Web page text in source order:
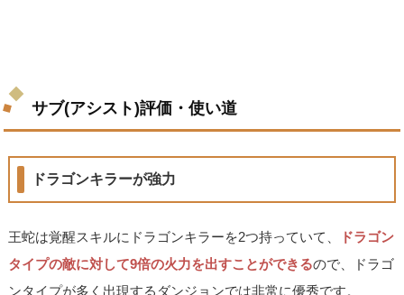
サブ(アシスト)評価・使い道
ドラゴンキラーが強力
王蛇は覚醒スキルにドラゴンキラーを2つ持っていて、
ドラゴン
タイプの敵に対して9倍の火力を出すことができるので、ドラゴ
ンタイプが多く出現するダンジョンでは非常に優秀です。